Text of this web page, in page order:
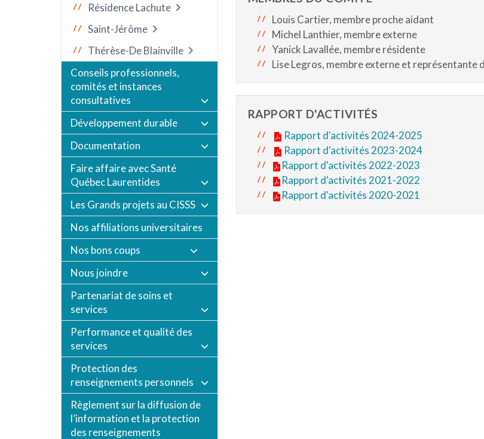
Résidence Lachute
Saint-Jérôme
Thérèse-De Blainville
Conseils professionnels,
comités et instances
consultatives
Développement durable
Documentation
Faire affaire avec Santé
Québec Laurentides
Les Grands projets au CISSS
Nos affiliations universitaires
Nos bons coups
Nous joindre
Partenariat de soins et
services
Performance et qualité des
services
Protection des
renseignements personnels
Règlement sur la diffusion de
l’information et la protection
des renseignements
Louis Cartier, membre proche aidant
Michel Lanthier, membre externe
Yanick Lavallée, membre résidente
Lise Legros, membre externe et représentante
RAPPORT D'ACTIVITÉS
Rapport d'activités 2024-2025
Rapport d'activités 2023-2024
Rapport d'activités 2022-2023
Rapport d'activités 2021-2022
Rapport d'activités 2020-2021